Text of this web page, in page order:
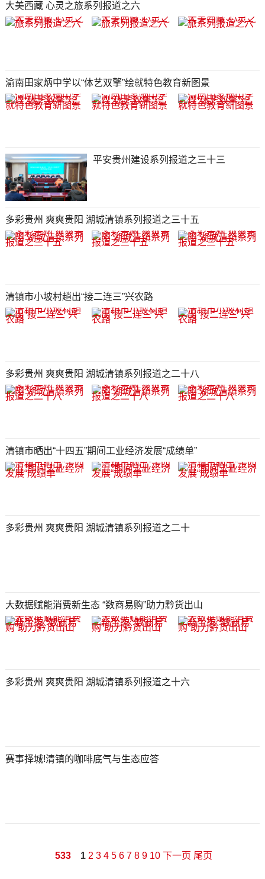
大美西藏 心灵之旅系列报道之六
渝南田家炳中学以“体艺双擎”绘就特色教育新图景
平安贵州建设系列报道之三十三
多彩贵州 爽爽贵阳 湖城清镇系列报道之三十五
清镇市小坡村趟出“接二连三”兴农路
多彩贵州 爽爽贵阳 湖城清镇系列报道之二十八
清镇市晒出“十四五”期间工业经济发展“成绩单”
多彩贵州 爽爽贵阳 湖城清镇系列报道之二十
大数据赋能消费新生态 “数商易购”助力黔货出山
多彩贵州 爽爽贵阳 湖城清镇系列报道之十六
赛事择城!清镇的咖啡底气与生态应答
533 1 2 3 4 5 6 7 8 9 10 下一页 尾页